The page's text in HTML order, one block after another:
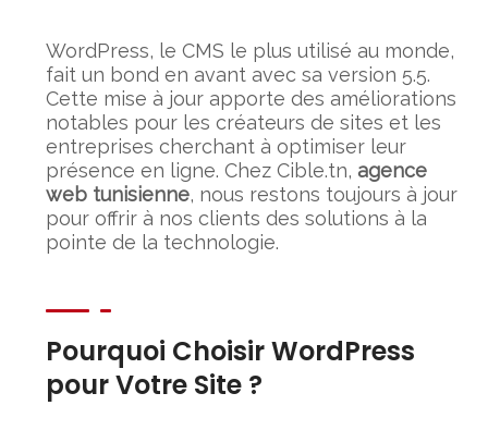
WordPress, le CMS le plus utilisé au monde,
fait un bond en avant avec sa version 5.5.
Cette mise à jour apporte des améliorations
notables pour les créateurs de sites et les
entreprises cherchant à optimiser leur
présence en ligne. Chez Cible.tn,agence
web tunisienne, nous restons toujours à jour
pour offrir à nos clients des solutions à la
pointe de la technologie.
Pourquoi Choisir WordPress
pour Votre Site ?